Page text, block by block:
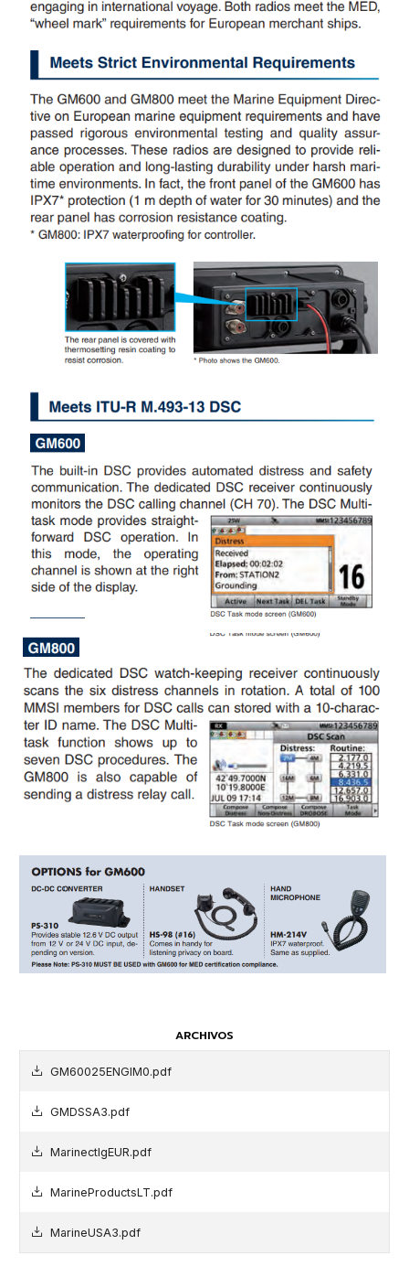
ARCHIVOS
GM60025ENGIM0.pdf
GMDSSA3.pdf
MarinectlgEUR.pdf
MarineProductsLT.pdf
MarineUSA3.pdf